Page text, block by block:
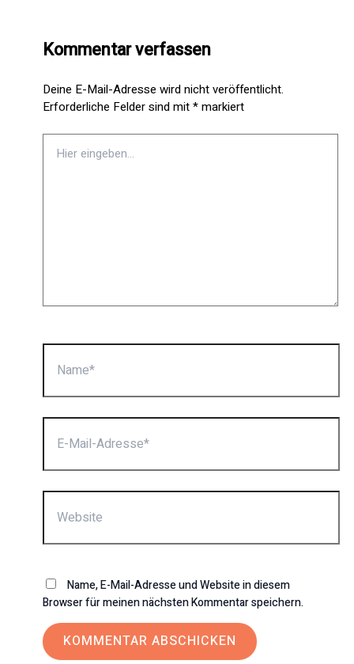
Kommentar verfassen
Deine E-Mail-Adresse wird nicht veröffentlicht.
Erforderliche Felder sind mit*markiert
Hier
eingeben…
Name*
E-
Mail-
Website
Name, E-Mail-Adresse und Website in diesem
Browser für meinen nächsten Kommentar speichern.